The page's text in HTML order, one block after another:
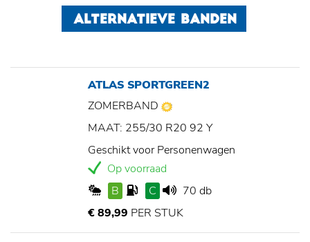
ALTERNATIEVE BANDEN
ATLAS SPORTGREEN2
ZOMERBAND
MAAT: 255/30 R20 92 Y
Geschikt voor Personenwagen
Op voorraad
B
C
70 db
€ 89,99 PER STUK